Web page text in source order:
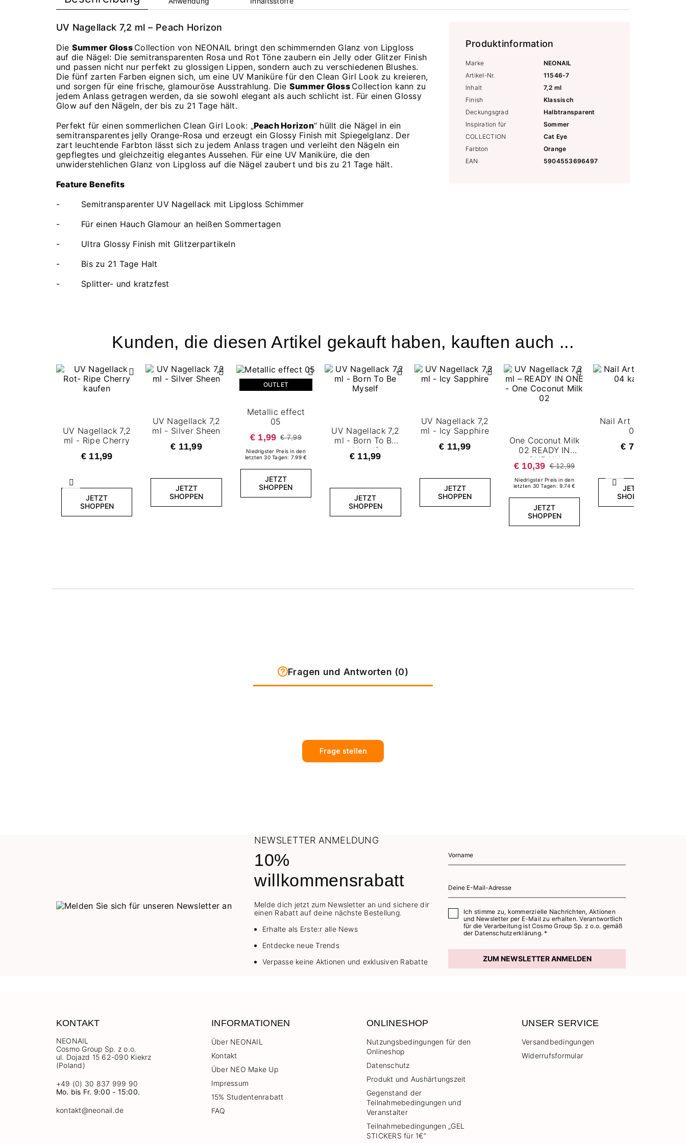
Produktinformation
Marke
NEONAIL
Artikel-Nr.
11546-7
Inhalt
7,2 ml
Finish
Klassisch
Deckungsgrad
Halbtransparent
Inspiration für
Sommer
COLLECTION
Cat Eye
Farbton
Orange
EAN
5904553696497
UV Nagellack 7,2 ml – Peach Horizon
Die Summer Gloss Collection von NEONAIL bringt den schimmernden Glanz von Lipgloss
auf die Nägel: Die semitransparenten Rosa und Rot Töne zaubern ein Jelly oder Glitzer Finish
und passen nicht nur perfekt zu glossigen Lippen, sondern auch zu verschiedenen Blushes.
Die fünf zarten Farben eignen sich, um eine UV Maniküre für den Clean Girl Look zu kreieren,
und sorgen für eine frische, glamouröse Ausstrahlung. Die Summer Gloss Collection kann zu
jedem Anlass getragen werden, da sie sowohl elegant als auch schlicht ist. Für einen Glossy
Glow auf den Nägeln, der bis zu 21 Tage hält.
Perfekt für einen sommerlichen Clean Girl Look: „Peach Horizon“ hüllt die Nägel in ein
semitransparentes jelly Orange-Rosa und erzeugt ein Glossy Finish mit Spiegelglanz. Der
zart leuchtende Farbton lässt sich zu jedem Anlass tragen und verleiht den Nägeln ein
gepflegtes und gleichzeitig elegantes Aussehen. Für eine UV Maniküre, die den
unwiderstehlichen Glanz von Lipgloss auf die Nägel zaubert und bis zu 21 Tage hält.
Feature Benefits
- Semitransparenter UV Nagellack mit Lipgloss Schimmer
- Für einen Hauch Glamour an heißen Sommertagen
- Ultra Glossy Finish mit Glitzerpartikeln
- Bis zu 21 Tage Halt
- Splitter- und kratzfest
Kunden, die diesen Artikel gekauft haben, kauften auch ...
Zurück Weiter
UV Nagellack 7,2
ml - Ripe Cherry
€ 11,99
JETZT
SHOPPEN
UV Nagellack 7,2
ml - Silver Sheen
€ 11,99
JETZT
SHOPPEN
OUTLET
Metallic effect
05
€ 1,99 € 7,99
Niedrigster Preis in den
letzten 30 Tagen: 7.99 €
JETZT
SHOPPEN
UV Nagellack 7,2
ml - Born To Be
Myself
€ 11,99
JETZT
SHOPPEN
UV Nagellack 7,2
ml - Icy Sapphire
€ 11,99
JETZT
SHOPPEN
One Coconut Milk
02 READY IN
ONE UV
Nagellack 7,2 ml
€ 10,39 € 12,99
Niedrigster Preis in den
letzten 30 Tagen: 9.74 €
JETZT
SHOPPEN
Nail Art Carousel
04
€ 7,99
JETZT
SHOPPEN
Fragen und Antworten (0)
Frage stellen
NEWSLETTER ANMELDUNG
10%
willkommensrabatt
Melde dich jetzt zum Newsletter an und sichere dir
einen Rabatt auf deine nächste Bestellung.
Erhalte als Erste:r alle News
Entdecke neue Trends
Verpasse keine Aktionen und exklusiven Rabatte
Ich stimme zu, kommerzielle Nachrichten, Aktionen
und Newsletter per E-Mail zu erhalten. Verantwortlich
für die Verarbeitung ist Cosmo Group Sp. z o.o. gemäß
der Datenschutzerklärung. *
ZUM NEWSLETTER ANMELDEN
KONTAKT
NEONAIL
Cosmo Group Sp. z o.o.
ul. Dojazd 15 62-090 Kiekrz
(Poland)
+49 (0) 30 837 999 90
Mo. bis Fr. 9:00 - 15:00.
kontakt@neonail.de
INFORMATIONEN
Über NEONAIL
Kontakt
Über NEO Make Up
Impressum
15% Studentenrabatt
FAQ
ONLINESHOP
Nutzungsbedingungen für den
Onlineshop
Datenschutz
Produkt und Aushärtungszeit
Gegenstand der
Teilnahmebedingungen und
Veranstalter
Teilnahmebedingungen „GEL
STICKERS für 1€”
UNSER SERVICE
Versandbedingungen
Widerrufsformular